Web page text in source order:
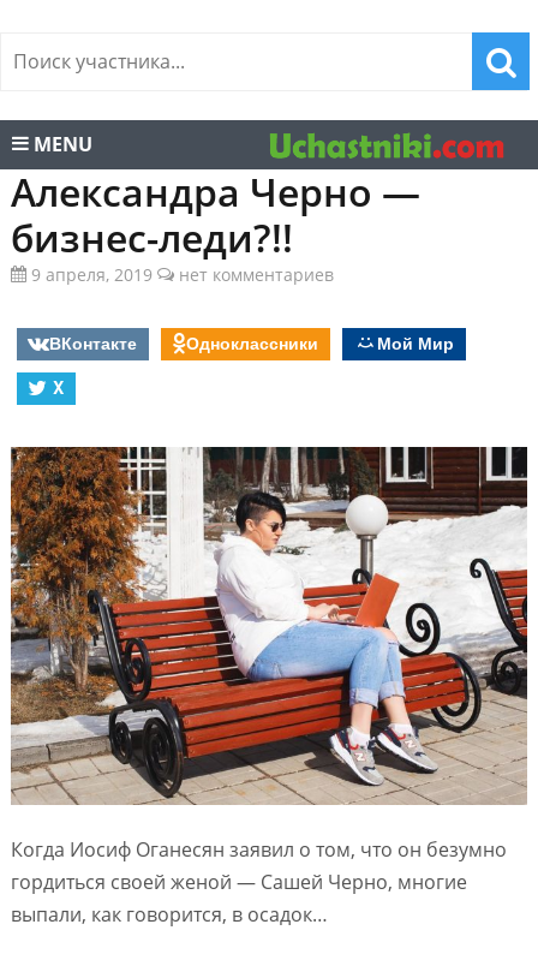
MENU
Александра Черно —
бизнес-леди?!!
9 апреля, 2019 нет комментариев
ВКонтакте Одноклассники
Мой Мир
X
Когда Иосиф Оганесян заявил о том, что он безумно
гордиться своей женой — Сашей Черно, многие
выпали, как говорится, в осадок…